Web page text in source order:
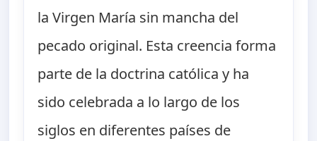
la Virgen María sin mancha del
pecado original. Esta creencia forma
parte de la doctrina católica y ha
sido celebrada a lo largo de los
siglos en diferentes países de